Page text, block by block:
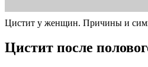
Цистит у женщин. Причины и
Цистит после